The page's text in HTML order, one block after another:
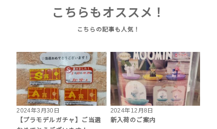
こちらもオススメ！
2024年3月30日
【プラモデルガチャ】ご当選
2024年12月8日
新入荷のご案内